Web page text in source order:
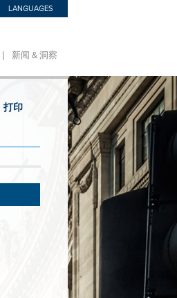
LANGUAGES
| 新闻 & 洞察
打印